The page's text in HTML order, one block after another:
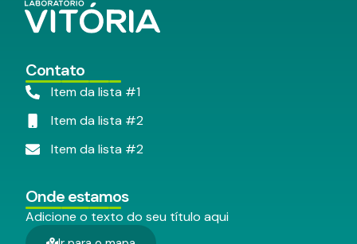
Contato
Item da lista #1
Item da lista #2
Item da lista #2
Onde estamos
Adicione o texto do seu título aqui